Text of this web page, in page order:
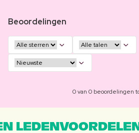
Beoordelingen
0 van 0 beoordelingen